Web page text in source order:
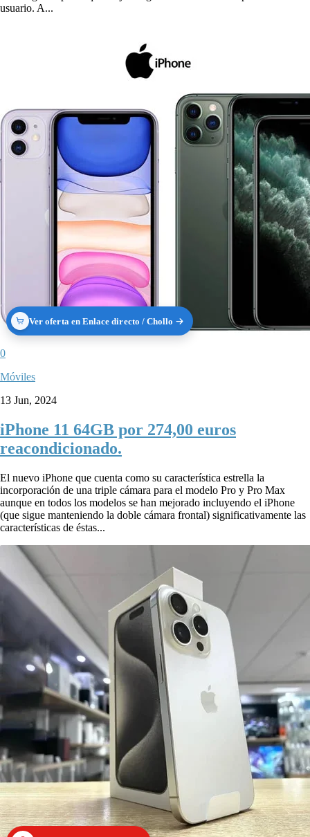
usuario. A...
Ver oferta en Enlace directo / Chollo
0
Móviles
13 Jun, 2024
iPhone 11 64GB por 274,00 euros
reacondicionado.
El nuevo iPhone que cuenta como su característica estrella la
incorporación de una triple cámara para el modelo Pro y Pro Max
aunque en todos los modelos se han mejorado incluyendo el iPhone
(que sigue manteniendo la doble cámara frontal) significativamente las
características de éstas...